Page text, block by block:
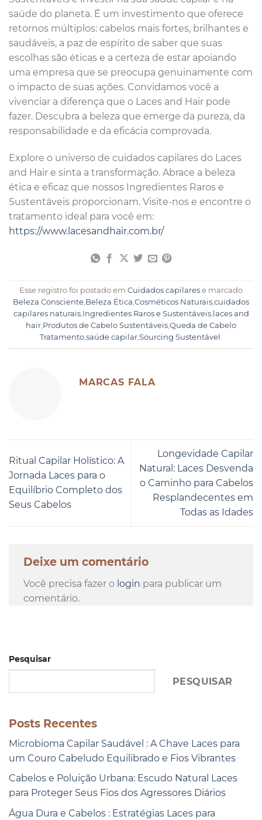
saúde do planeta. É um investimento que oferece
retornos múltiplos: cabelos mais fortes, brilhantes e
saudáveis, a paz de espírito de saber que suas
escolhas são éticas e a certeza de estar apoiando
uma empresa que se preocupa genuinamente com
o impacto de suas ações. Convidamos você a
vivenciar a diferença que o Laces and Hair pode
fazer. Descubra a beleza que emerge da pureza, da
responsabilidade e da eficácia comprovada.
Explore o universo de cuidados capilares do Laces
and Hair e sinta a transformação. Abrace a beleza
ética e eficaz que nossos Ingredientes Raros e
Sustentáveis proporcionam. Visite-nos e encontre o
tratamento ideal para você em:
https://www.lacesandhair.com.br/
Esse registro foi postado em Cuidados capilares e marcado
Beleza Consciente Beleza Ética Cosméticos Naturais cuidados
capilares naturais, Ingredientes Raros e Sustentáveis, laces and
hair Produtos de Cabelo Sustentáveis Queda de Cabelo
Tratamento saúde capilar Sourcing Sustentável
MARCAS FALA
Ritual Capilar Holístico: A
Jornada Laces para o
Equilíbrio Completo dos
Seus Cabelos
Longevidade Capilar
Natural: Laces Desvenda
o Caminho para Cabelos
Resplandecentes em
Todas as Idades
Deixe um comentário
Você precisa fazer o login para publicar um
comentário.
Pesquisar
PESQUISAR
Posts Recentes
Microbioma Capilar Saudável : A Chave Laces para
um Couro Cabeludo Equilibrado e Fios Vibrantes
Cabelos e Poluição Urbana: Escudo Natural Laces
para Proteger Seus Fios dos Agressores Diários
Água Dura e Cabelos : Estratégias Laces para